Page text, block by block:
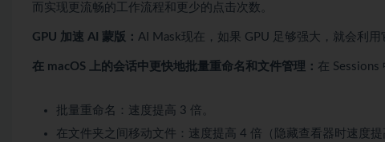
而实现更流畅的工作流程和更少的点击次数。
GPU 加速 AI 蒙版： AI Mask现在，如果 GPU 足够强大，就会利用
在 macOS 上的会话中更快地批量重命名和文件管理： 在 Sessions
批量重命名：速度提高 3 倍。
在文件夹之间移动文件：速度提高 4 倍（隐藏查看器时速度提